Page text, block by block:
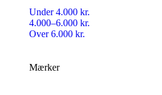
Under 4.000 kr.
4.000–6.000 kr.
Over 6.000 kr.
Mærker